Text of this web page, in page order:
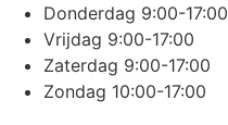
Donderdag 9:00-17:00
Vrijdag 9:00-17:00
Zaterdag 9:00-17:00
Zondag 10:00-17:00